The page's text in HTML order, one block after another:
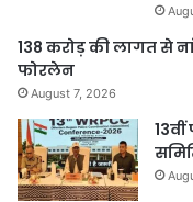
138 करोड़ की लागत से
फोरलेन
August 7, 2026